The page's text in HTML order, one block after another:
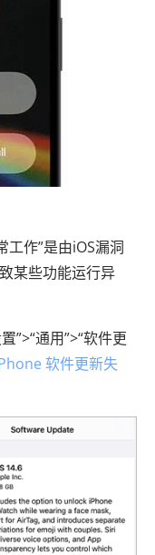
作”是由iOS漏洞
某些功能运行异
”>“通用”>“软件更
软件更新失